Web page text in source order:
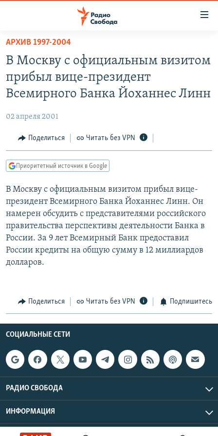
упрощенного
доступа
Вернуться
основному
Вернутся
Вернутся
поиску
ПОДКАСТЫ
АВТОРСКИЕ ПРОЕКТЫ
МНЕНИЯ
КУЛЬТУРА
КАВКАЗ.РЕАЛИИ
СЕВЕР.РЕАЛИИ
СИБИРЬ.РЕАЛИИ
РАСПИСАНИЕ ВЕЩАНИЯ
ПОДПИШИТЕСЬ НА РАССЫЛКУ
Все сайты РСЕ/РС
АРХИВ 1997-2004
В Москву с официальным визитом
прибыл вице-президент
Всемирного Банка Йоханнес Линн
02 апреля 2001
Поделиться Читать без VPN
Приоритетный источник в Google
В Москву с официальным визитом прибыл вице-
президент Всемирного Банка Йоханнес Линн. Он
намерен обсудить с представителями российского
правительства перспективы деятельности Банка в
России. За 9 лет Всемирный Банк предоставил
России кредиты на общую сумму в 12 миллиардов
долларов.
Поделиться Читать без VPN Подпишитесь
СОЦИАЛЬНЫЕ СЕТИ
РАДИО СВОБОДА
ИНФОРМАЦИЯ